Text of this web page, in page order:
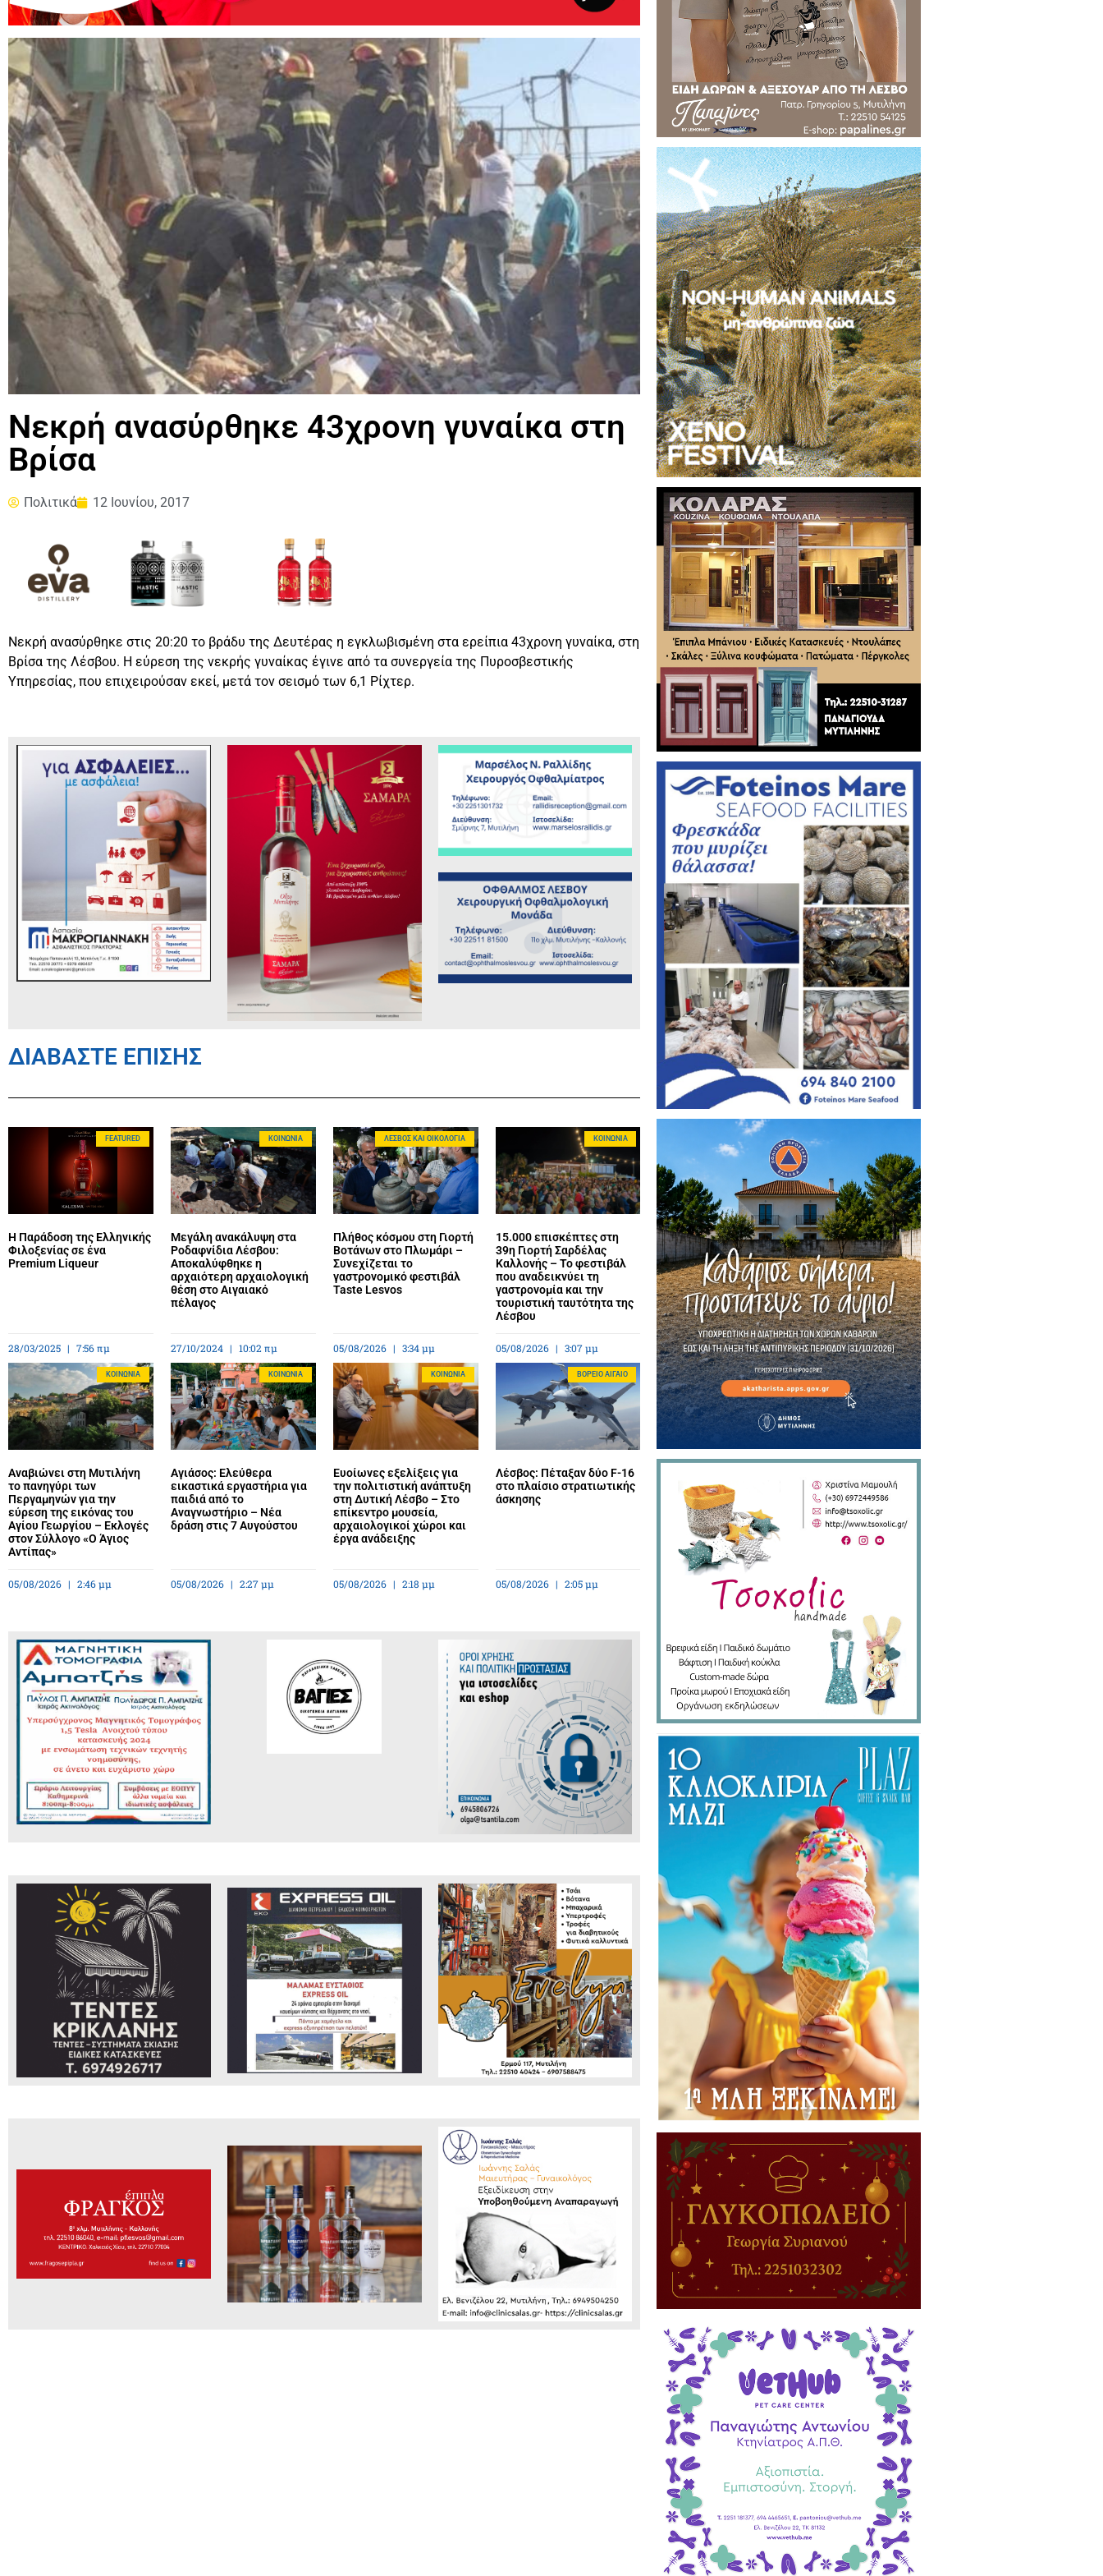
Νεκρή ανασύρθηκε 43χρονη γυναίκα στη
Βρίσα
Πολιτικά 12 Ιουνίου, 2017
Νεκρή ανασύρθηκε στις 20:20 το βράδυ της Δευτέρας η εγκλωβισμένη στα ερείπια 43χρονη γυναίκα, στη
Βρίσα της Λέσβου. Η εύρεση της νεκρής γυναίκας έγινε από τα συνεργεία της Πυροσβεστικής
Υπηρεσίας, που επιχειρούσαν εκεί, μετά τον σεισμό των 6,1 Ρίχτερ.
ΔΙΑΒΑΣΤΕ ΕΠΙΣΗΣ
FEATURED
Η Παράδοση της Ελληνικής
Φιλοξενίας σε ένα
Premium Liqueur
28/03/2025 7:56 πμ
ΚΟΙΝΩΝΊΑ
Μεγάλη ανακάλυψη στα
Ροδαφνίδια Λέσβου:
Αποκαλύφθηκε η
αρχαιότερη αρχαιολογική
θέση στο Αιγαιακό
πέλαγος
27/10/2024 10:02 πμ
ΛΈΣΒΟΣ ΚΑΙ ΟΙΚΟΛΟΓΊΑ
Πλήθος κόσμου στη Γιορτή
Βοτάνων στο Πλωμάρι –
Συνεχίζεται το
γαστρονομικό φεστιβάλ
Taste Lesvos
05/08/2026 3:34 μμ
ΚΟΙΝΩΝΊΑ
15.000 επισκέπτες στη
39η Γιορτή Σαρδέλας
Καλλονής – Το φεστιβάλ
που αναδεικνύει τη
γαστρονομία και την
τουριστική ταυτότητα της
Λέσβου
05/08/2026 3:07 μμ
ΚΟΙΝΩΝΊΑ
Αναβιώνει στη Μυτιλήνη
το πανηγύρι των
Περγαμηνών για την
εύρεση της εικόνας του
Αγίου Γεωργίου – Εκλογές
στον Σύλλογο «Ο Άγιος
Αντίπας»
05/08/2026 2:46 μμ
ΚΟΙΝΩΝΊΑ
Αγιάσος: Ελεύθερα
εικαστικά εργαστήρια για
παιδιά από το
Αναγνωστήριο – Νέα
δράση στις 7 Αυγούστου
05/08/2026 2:27 μμ
ΚΟΙΝΩΝΊΑ
Ευοίωνες εξελίξεις για
την πολιτιστική ανάπτυξη
στη Δυτική Λέσβο – Στο
επίκεντρο μουσεία,
αρχαιολογικοί χώροι και
έργα ανάδειξης
05/08/2026 2:18 μμ
BΌΡΕΙΟ ΑΙΓΑΊΟ
Λέσβος: Πέταξαν δύο F-16
στο πλαίσιο στρατιωτικής
άσκησης
05/08/2026 2:05 μμ